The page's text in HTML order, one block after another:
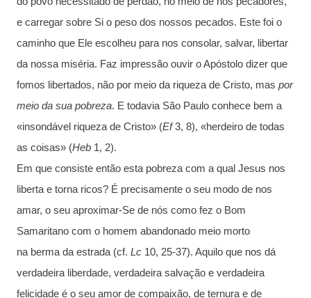
e carregar sobre Si o peso dos nossos pecados. Este foi o
caminho que Ele escolheu para nos consolar, salvar, libertar
da nossa miséria. Faz impressão ouvir o Apóstolo dizer que
fomos libertados, não por meio da riqueza de Cristo, mas por
meio da sua pobreza. E todavia São Paulo conhece bem a
«insondável riqueza de Cristo» (Ef3, 8), «herdeiro de todas
as coisas» (Heb 1, 2).
Em que consiste então esta pobreza com a qual Jesus nos
liberta e torna ricos? É precisamente o seu modo de nos
amar, o seu aproximar-Se de nós como fez o Bom
Samaritano com o homem abandonado meio morto
na berma da estrada (cf. Lc 10, 25-37). Aquilo que nos dá
verdadeira liberdade, verdadeira salvação e verdadeira
felicidade é o seu amor de compaixão, de ternura e de